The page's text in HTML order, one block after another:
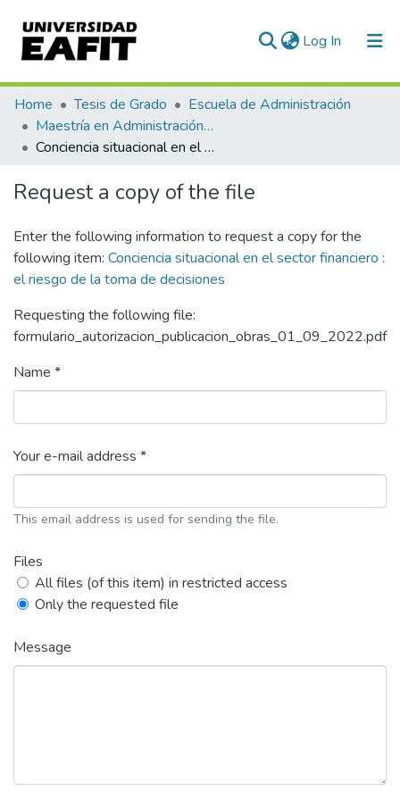
Log In (current)
Communities & Collections
All of DSpace
Home Tesis de Grado
Escuela de Administración
Maestría en Administración de Riesgos (tesis)
Conciencia situacional en el sector financiero : el riesgo de la toma de decisiones
Request a copy of the file
Enter the following information to request a copy for the
following item: Conciencia situacional en el sector financiero :
el riesgo de la toma de decisiones
Requesting the following file:
formulario_autorizacion_publicacion_obras_01_09_2022.pdf
Name *
Your e-mail address *
This email address is used for sending the file.
Files
All files (of this item) in restricted access
Only the requested file
Message